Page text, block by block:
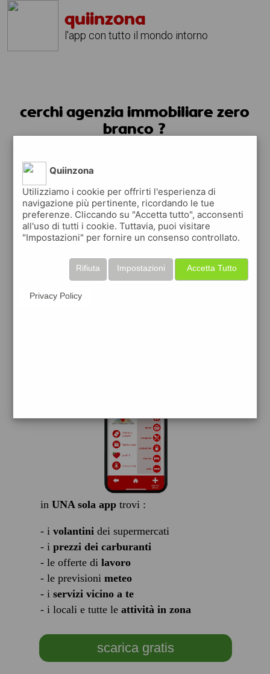
quiinzona
l'app con tutto il mondo intorno
cerchi agenzia immobiliare zero
branco ?
in UNA sola apptrovi :
- i volantinidei supermercati
- i prezzi dei carburanti
- le offerte di lavoro
- le previsioni meteo
- i servizi vicino a te
- i locali e tutte le attività in zona
scarica gratis
Quiinzona
Utilizziamo i cookie per offrirti l'esperienza di
navigazione più pertinente, ricordando le tue
preferenze. Cliccando su "Accetta tutto", acconsenti
all'uso di tutti i cookie. Tuttavia, puoi visitare
"Impostazioni" per fornire un consenso controllato.
Accetta Tutto
Impostazioni
Rifiuta
Privacy Policy